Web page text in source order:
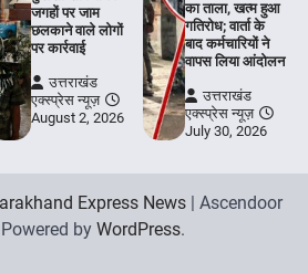
जगहों पर जाम
छलकाने वाले लोगों
पर कार्रवाई
उत्तराखंड
एक्स्प्रेस न्यूज़
August 2, 2026
का ताला, खत्म हुआ
गतिरोध; वार्ता के
बाद कर्मचारियों ने
वापस लिया आंदोलन
उत्तराखंड
एक्स्प्रेस न्यूज़
July 30, 2026
Express News | Ascendoor
by WordPress.